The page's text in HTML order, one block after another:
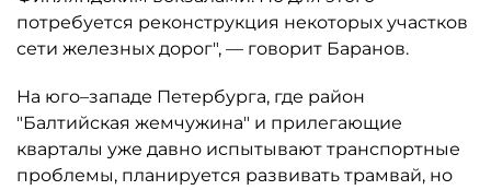
потребуется реконструкция некоторых участков
сети железных дорог", — говорит Баранов.
На юго–западе Петербурга, где район
"Балтийская жемчужина" и прилегающие
кварталы уже давно испытывают транспортные
проблемы, планируется развивать трамвай, но